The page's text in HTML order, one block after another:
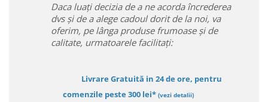
Daca luați decizia de a ne acorda încrederea
dvs și de a alege cadoul dorit de la noi, va
oferim, pe lânga produse frumoase și de
calitate, urmatoarele facilitați:
Livrare Gratuită in 24 de ore, pentru
comenzile peste 300 lei* (vezi detalii)